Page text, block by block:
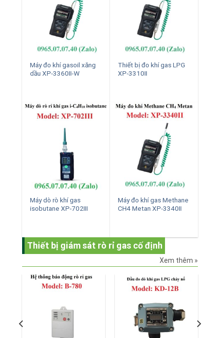
Máy đo khí gasoil xăng
dầu XP-3360II-W
Thiết bị đo khí gas LPG
XP-3310II
Máy dò rò khí gas
isobutane XP-702III
Máy đo khí gas Methane
CH4 Metan XP-3340II
Thiết bị giám sát rò rỉ gas cố định
Xem thêm »